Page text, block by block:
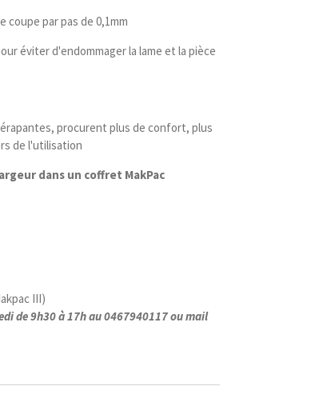
coupe par pas de 0,1mm
éviter d'endommager la lame et la pièce
procurent plus de confort, plus
de l'utilisation
dans un coffret MakPac
III)
de 9h30 à 17h au 0467940117 ou mail